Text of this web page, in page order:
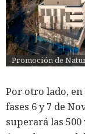
Promoción de
Por otro lado,
fases 6 y 7 de
superará las